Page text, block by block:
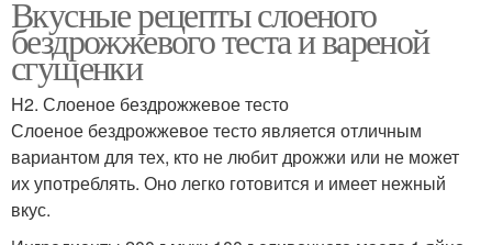
Вкусные рецепты слоеного
бездрожжевого теста и вареной
сгущенки
H2. Слоеное бездрожжевое тесто
Слоеное бездрожжевое тесто является отличным
вариантом для тех, кто не любит дрожжи или не может
их употреблять. Оно легко готовится и имеет нежный
вкус.